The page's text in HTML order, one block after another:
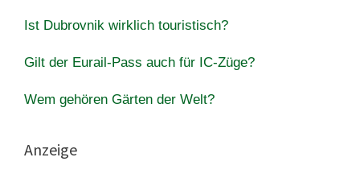
Ist Dubrovnik wirklich touristisch?
Gilt der Eurail-Pass auch für IC-Züge?
Wem gehören Gärten der Welt?
Anzeige